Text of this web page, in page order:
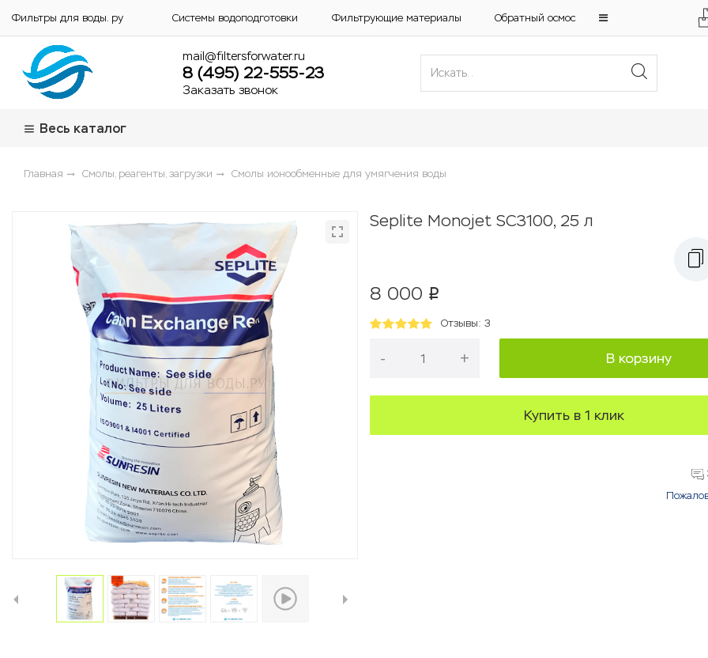
Фильтры для воды. ру Системы водоподготовки Фильтрующие материалы Обратный осмос
mail@filtersforwater.ru
8 (495) 22-555-23
Заказать звонок
Весь каталог
Главная Смолы, реагенты, загрузки Смолы ионообменные для умягчения воды
Seplite Monojet SC3100, 25 л
8 000 p
Отзывы: 3
- + В корзину
Купить в 1 клик